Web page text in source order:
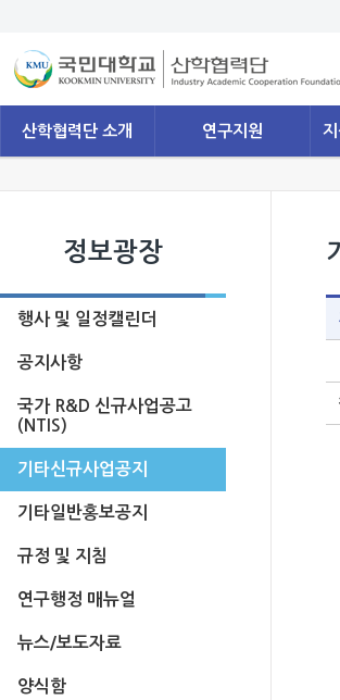
산학협력단 소개 연구지원
정보광장
행사 및 일정캘린더
공지사항
국가 R&D 신규사업공고
(NTIS)
기타신규사업공지
기타일반홍보공지
규정 및 지침
연구행정 매뉴얼
뉴스/보도자료
양식함